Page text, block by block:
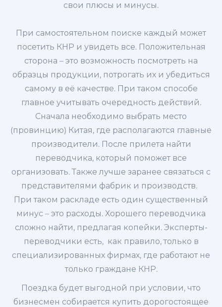
свои плюсы и минусы.
При самостоятельном поиске каждый может
посетить КНР и увидеть все. Положительная
сторона – это возможность посмотреть на
образцы продукции, потрогать их и убедиться
самому в её качестве. При таком способе
главное учитывать очередность действий.
Сначала необходимо выбрать место
(провинцию) Китая, где располагаются главные
производители. После прилета найти
переводчика, который поможет все
организовать. Также лучше заранее связаться с
представителями фабрик и производств.
При таком раскладе есть один существенный
минус – это расходы. Хорошего переводчика
сложно найти, предлагая копейки. Эксперты-
переводчики есть, как правило, только в
специализированных фирмах, где работают не
только граждане КНР.
Поездка будет выгодной при условии, что
бизнесмен собирается купить дорогостоящее